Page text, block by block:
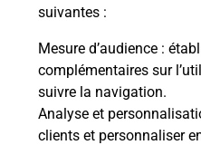
suivantes :
Mesure d’audience :
complémentaires sur
suivre la navigation.
Analyse et
clients et personnaliser
Acheter un iPhone
Vous recherchez un
de chez vous ?
téléphones iPhone Apple
Poste à PANTIN